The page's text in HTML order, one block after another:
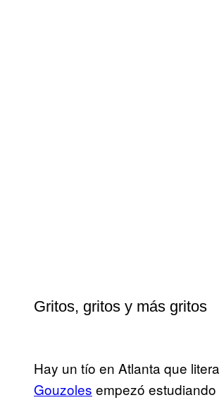
Gritos, gritos y más gritos
Hay un tío en Atlanta que
Gouzoles empezó